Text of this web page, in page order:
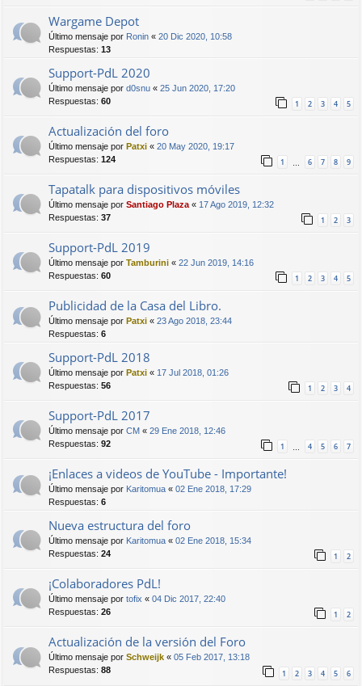
Wargame Depot
Último mensaje por Ronin « 20 Dic 2020, 10:58
Respuestas: 13
Support-PdL 2020
Último mensaje por d0snu « 25 Jun 2020, 17:20
Respuestas: 60 1 2 3 4 5
Actualización del foro
Último mensaje por Patxi « 20 May 2020, 19:17
Respuestas: 124 1 6 7 8 9
Tapatalk para dispositivos móviles
Último mensaje por Santiago Plaza « 17 Ago 2019, 12:32
Respuestas: 37 1 2 3
Support-PdL 2019
Último mensaje por Tamburini « 22 Jun 2019, 14:16
Respuestas: 60 1 2 3 4 5
Publicidad de la Casa del Libro.
Último mensaje por Patxi « 23 Ago 2018, 23:44
Respuestas: 6
Support-PdL 2018
Último mensaje por Patxi « 17 Jul 2018, 01:26
Respuestas: 56 1 2 3 4
Support-PdL 2017
Último mensaje por CM « 29 Ene 2018, 12:46
Respuestas: 92 1 … 4 5 6 7
¡Enlaces a videos de YouTube - Importante!
Último mensaje por Karitomua « 02 Ene 2018, 17:29
Respuestas: 6
Nueva estructura del foro
Último mensaje por Karitomua « 02 Ene 2018, 15:34
Respuestas: 24 1 2
¡Colaboradores PdL!
Último mensaje por tofix « 04 Dic 2017, 22:40
Respuestas: 26 1 2
Actualización de la versión del Foro
Último mensaje por Schweijk « 05 Feb 2017, 13:18
Respuestas: 88 1 2 3 4 5 6